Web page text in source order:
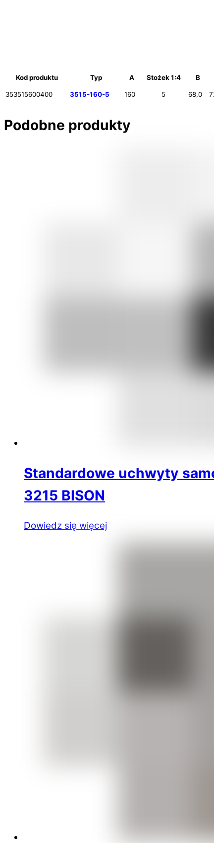
Kod produktu Typ A Stożek 1:4 B
353515600400 3515-160-5 160 5 68,0
Podobne produkty
Standardowe uchwyty
3215 BISON
Dowiedz się więcej